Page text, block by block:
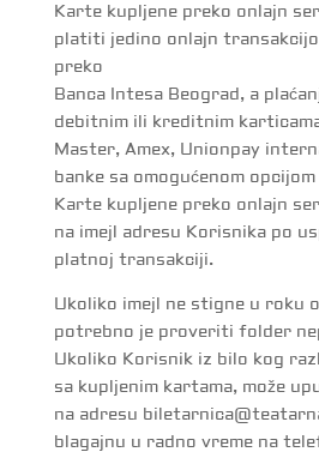
Karte kupljene preko onlajn
platiti jedino onlajn
preko
Banca Intesa Beograd, a
debitnim ili kreditnim
Master, Amex, Unionpay
banke sa omogućenom
Karte kupljene preko onlajn
na imejl adresu Korisnika po
platnoj transakciji.
Ukoliko imejl ne stigne u roku
potrebno je proveriti folder
Ukoliko Korisnik iz bilo kog
sa kupljenim kartama, može
na adresu
blagajnu u radno vreme na